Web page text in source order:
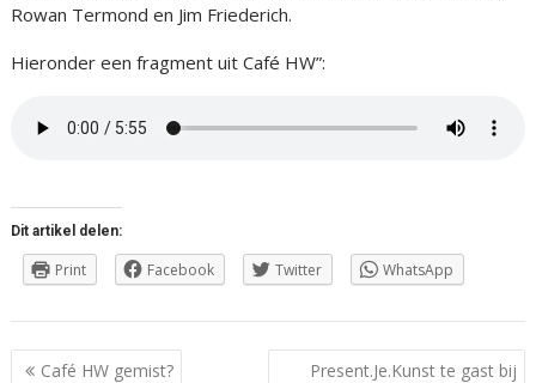
Rowan Termond en Jim Friederich.
Hieronder een fragment uit Café HW”:
Dit artikel delen:
Print Facebook Twitter WhatsApp
Berichtnavigatie
Café HW gemist?
Present.Je.Kunst te gast bij